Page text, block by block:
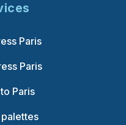
Paris
Paris
Paris